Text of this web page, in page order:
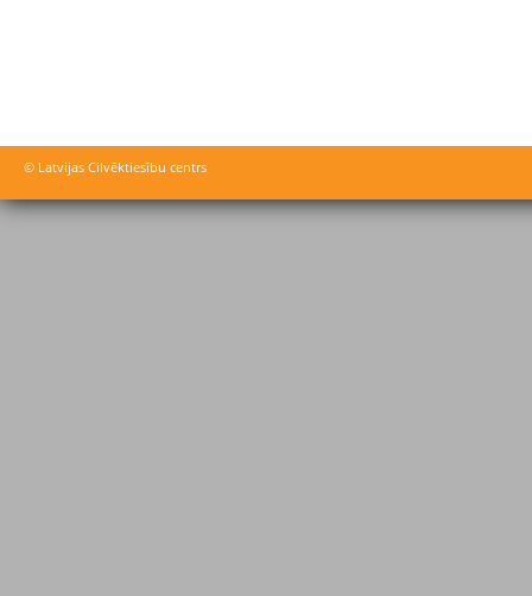
© Latvijas Cilvēktiesību centrs